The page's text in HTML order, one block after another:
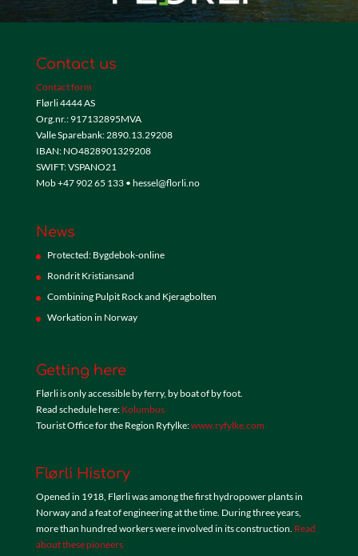
Contact us
Contact form
Flørli 4444 AS
Org.nr.: 917132895MVA
Valle Sparebank: 2890.13.29208
IBAN: NO4828901329208
SWIFT: VSPANO21
Mob +47 902 65 133 • hessel@florli.no
News
Protected: Bygdebok-online
Rondrit Kristiansand
Combining Pulpit Rock and Kjeragbolten
Workation in Norway
Getting here
Flørli is only accessible by ferry, by boat of by foot.
Read schedule here: Kolumbus
Tourist Office for the Region Ryfylke:www.ryfylke.com
Flørli History
Opened in 1918, Flørli was among the first hydropower plants in
Norway and a feat of engineering at the time. During three years,
more than hundred workers were involved in its construction. Read
about these pioneers